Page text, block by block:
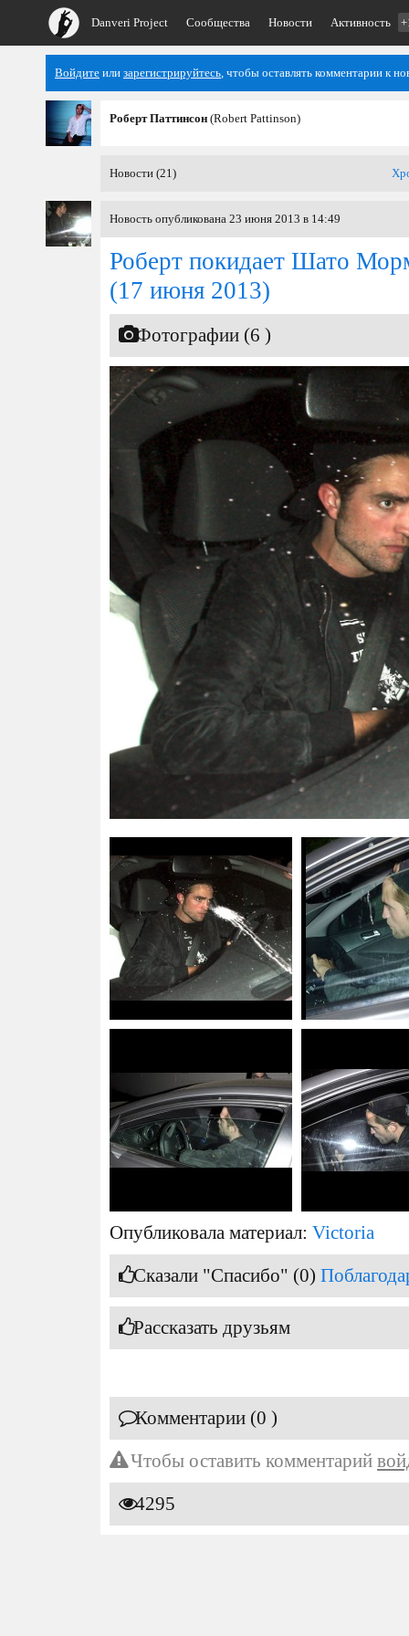
Danveri Project Сообщества Новости Активность
Войдите или зарегистрируйтесь, чтобы оставлять комментарии к
Роберт Паттинсон (Robert Pattinson)
Новости (21)
Новость опубликована 23 июня 2013 в 14:49
Роберт покидает Шато
(17 июня 2013)
Фотографии (6 )
Опубликовала материал: Victoria
Сказали "Спасибо" (0)
Рассказать друзьям
Комментарии (0 )
Чтобы оставить комментарий
4295